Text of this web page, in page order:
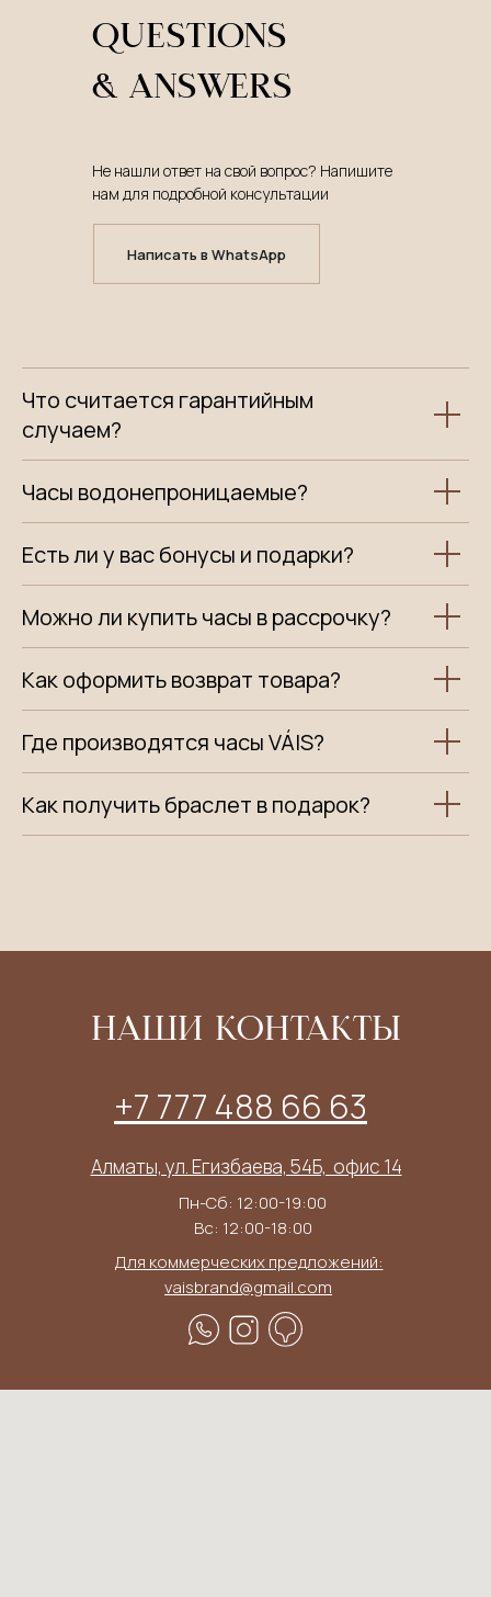
QUESTIONS
& ANSWERS
Не нашли ответ на свой вопрос? Напишите
нам для подробной консультации
Написать в WhatsApp
Что считается гарантийным
случаем?
Часы водонепроницаемые?
Есть ли у вас бонусы и подарки?
Можно ли купить часы в рассрочку?
Как оформить возврат товара?
Где производятся часы VÁIS?
Как получить браслет в подарок?
НАШИ КОНТАКТЫ
+7 777 488 66 63
Алматы, ул. Егизбаева, 54Б, ​ офис 14
Для коммерческих предложений:
vaisbrand@gmail.com
Пн-Сб: 12:00-19:00
Вс: 12:00-18:00